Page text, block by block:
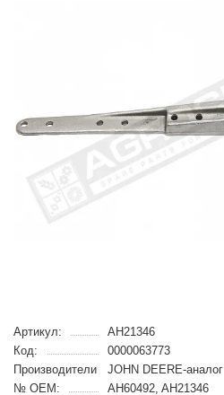
Артикул:
AH21346
Код:
0000063773
Производители
JOHN DEERE-аналог
№ OEM:
AH60492, AH21346